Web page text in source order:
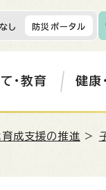
し 防災ポータル
・教育 健康
成支援の推進 >